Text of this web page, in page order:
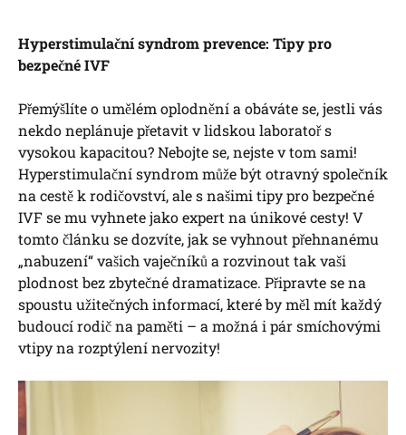
Hyperstimulační syndrom prevence: Tipy pro
bezpečné IVF
Přemýšlíte o umělém oplodnění a obáváte se, jestli vás
nekdo neplánuje přetavit v lidskou laboratoř s
vysokou kapacitou? Nebojte se, nejste v tom sami!
Hyperstimulační syndrom může být otravný společník
na cestě k rodičovství, ale s našimi tipy pro bezpečné
IVF se mu vyhnete jako expert na únikové cesty! V
tomto článku se dozvíte, jak se vyhnout přehnanému
„nabuzení“ vašich vaječníků a rozvinout tak vaši
plodnost bez zbytečné dramatizace. Připravte se na
spoustu užitečných informací, které by měl mít každý
budoucí rodič na paměti – a možná i pár smíchovými
vtipy na rozptýlení nervozity!